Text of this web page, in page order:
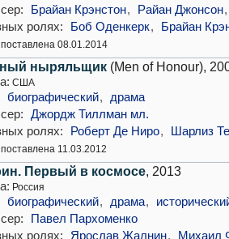
Брайан Крэнстон, Райан Джонсон
ролях:
Боб Оденкерк, Брайан
08.01.2014
ныряльщик (Men of Honour),
США
биографический,
драма
Джордж Тиллман мл.
ролях:
Роберт Де Ниро, Шарлиз
11.03.2012
Первый в космосе, 2013
Россия
биографический, драма,
Павел Пархоменко
ролях:
Ярослав Жалнин, Михаил